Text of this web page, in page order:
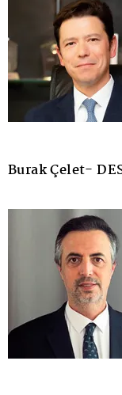
Burak Çelet-